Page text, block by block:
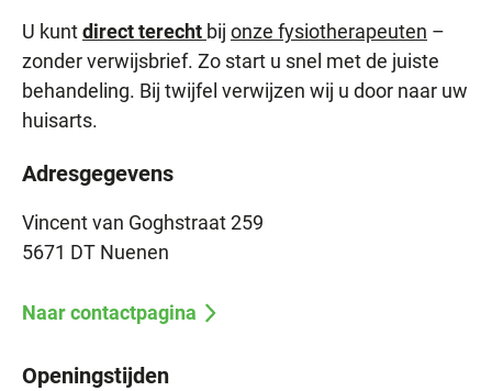
U kuntdirect terecht bij onze fysiotherapeuten –
zonder verwijsbrief. Zo start u snel met de juiste
behandeling. Bij twijfel verwijzen wij u door naar uw
huisarts.
Adresgegevens
Vincent van Goghstraat 259
5671 DT Nuenen
Naar contactpagina
Openingstijden